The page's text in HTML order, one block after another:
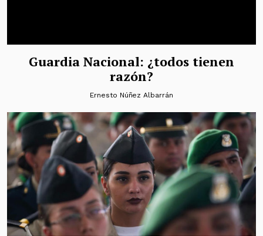
Guardia Nacional: ¿todos tienen
razón?
Ernesto Núñez Albarrán